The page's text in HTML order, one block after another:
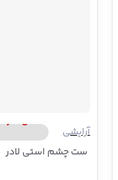
آرایشی
استی لادر | Estee Lauder
ست چشم استی لادر